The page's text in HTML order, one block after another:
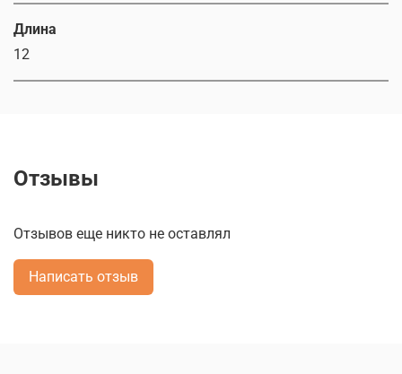
Длина
12
Отзывы
Отзывов еще никто не оставлял
Написать отзыв